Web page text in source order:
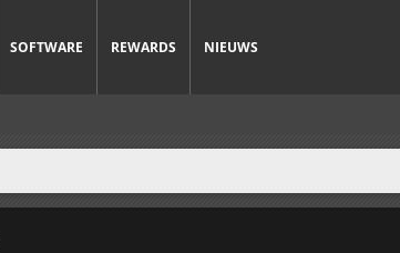
SOFTWARE REWARDS NIEUWS